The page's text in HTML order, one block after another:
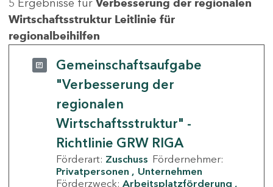
5 Ergebnisse für Verbesserung der regionalen
Wirtschaftsstruktur Leitlinie für
regionalbeihilfen
Gemeinschaftsaufgabe
"Verbesserung der
regionalen
Wirtschaftsstruktur" -
Richtlinie GRW RIGA
Förderart: Zuschuss Fördernehmer:
Privatpersonen
Unternehmen
Förderzweck: Arbeitsplatzförderung